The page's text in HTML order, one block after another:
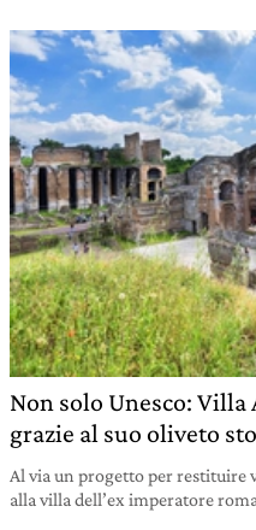
Non solo Unesco:
grazie al suo oliveto
Al via un progetto per restituire
alla villa dell’ex imperatore